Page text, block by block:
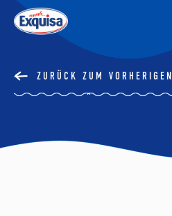
ZURÜCK ZUM VORHERIGEN